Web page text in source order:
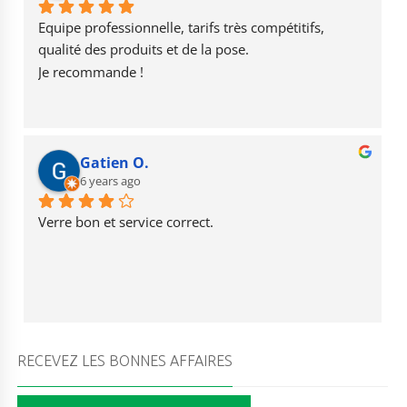
o
k
m e
Equipe professionnelle, tarifs très compétitifs,
qualité des produits et de la pose.
Je recommande !
Gatien O.
6 years ago
Verre bon et service correct.
RECEVEZ LES BONNES AFFAIRES